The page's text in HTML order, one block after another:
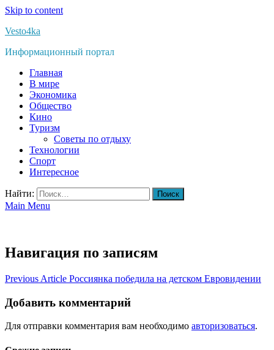
Skip to content
Vesto4ka
Информационный портал
Главная
В мире
Экономика
Общество
Кино
Туризм
Советы по отдыху
Технологии
Спорт
Интересное
Найти:
Main Menu
Навигация по записям
Previous Article Россиянка победила на детском Евровидении
Добавить комментарий
Для отправки комментария вам необходимо авторизоваться.